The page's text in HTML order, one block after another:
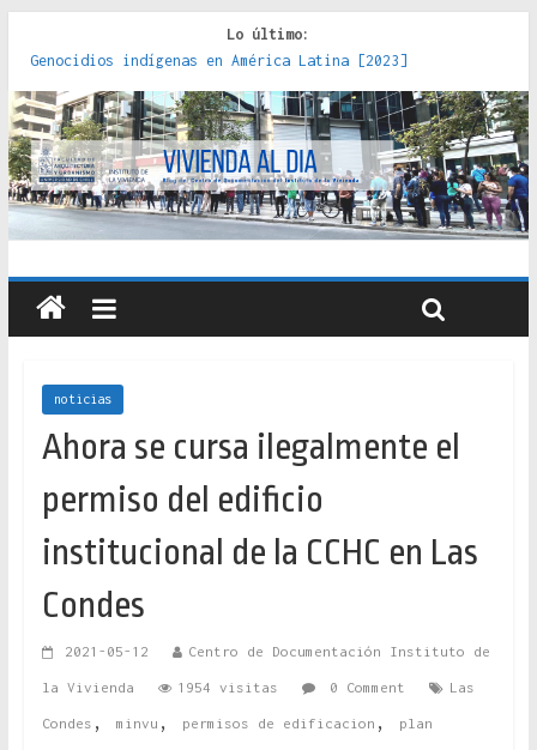
Lo último:
Genocidios indígenas en América Latina [2023]
Estudios sobre la espacialización de los Estados :
políticas, prácticas y representaciones [2022]
Donde el pedernal choca con el acero : hacia una teoría
crítica de las fronteras latinoamericanas [2020]
Criterios técnicos para una vivienda adecuada [2019]
Red de consultorios de la Caja del Seguro Obrero en
Santiago : un patrimonio emblemático [2014]
noticias
Ahora se cursa ilegalmente el
permiso del edificio
institucional de la CCHC en Las
Condes
2021-05-12 Centro de Documentación Instituto de
la Vivienda 1954 visitas 0 Comment Las
Condes , minvu , permisos de edificacion , plan